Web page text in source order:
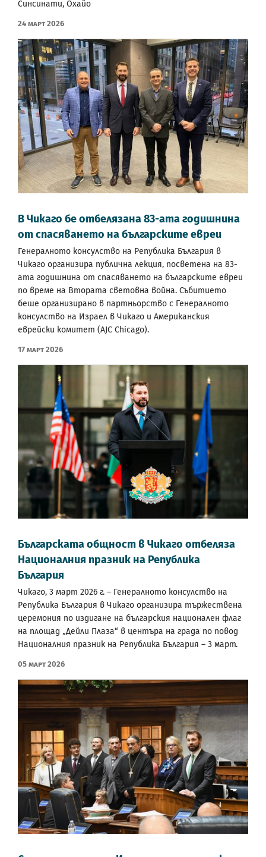
Синсинати, Охайо
24 Март 2026
В Чикаго бе отбелязана 83-ата годишнина
от спасяването на българските евреи
Генералното консулство на Република България в
Чикаго организира публична лекция, посветена на 83-
ата годишнина от спасяването на българските евреи
по време на Втората световна война. Събитието
беше организирано в партньорство с Генералното
консулство на Израел в Чикаго и Американския
еврейски комитет (AJC Chicago).
17 Март 2026
Българската общност в Чикаго отбеляза
Националния празник на Република
България
Чикаго, 3 март 2026 г. – Генералното консулство на
Република България в Чикаго организира тържествена
церемония по издигане на българския национален флаг
на площад „Дейли Плаза“ в центъра на града по повод
Националния празник на Република България – 3 март.
05 Март 2026